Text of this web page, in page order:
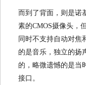
而到了背面，则是诺
素的CMOS摄像头，
同时不支持自动对焦
的是音乐，独立的扬
的，略微遗憾的是当
接口。